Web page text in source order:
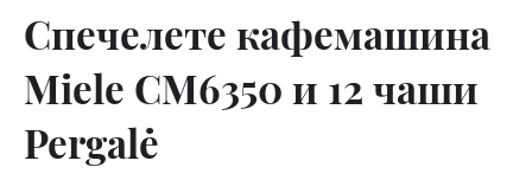
Спечелете кафемашина
Miele CM6350 и 12 чаши
Pergalė